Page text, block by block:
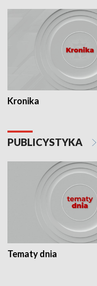
Kronika
PUBLICYSTYKA
Tematy dnia